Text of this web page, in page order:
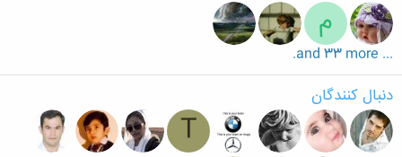
م
... and 33 more.
دنبال کنندگان
T